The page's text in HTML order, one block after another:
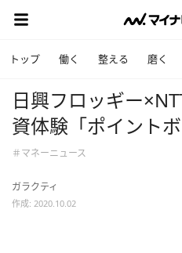
トップ 働く 整える 磨く
日興フロッギー
資体験「ポイント
＃マネーニュース
ガラクティ
作成: 2020.10.02